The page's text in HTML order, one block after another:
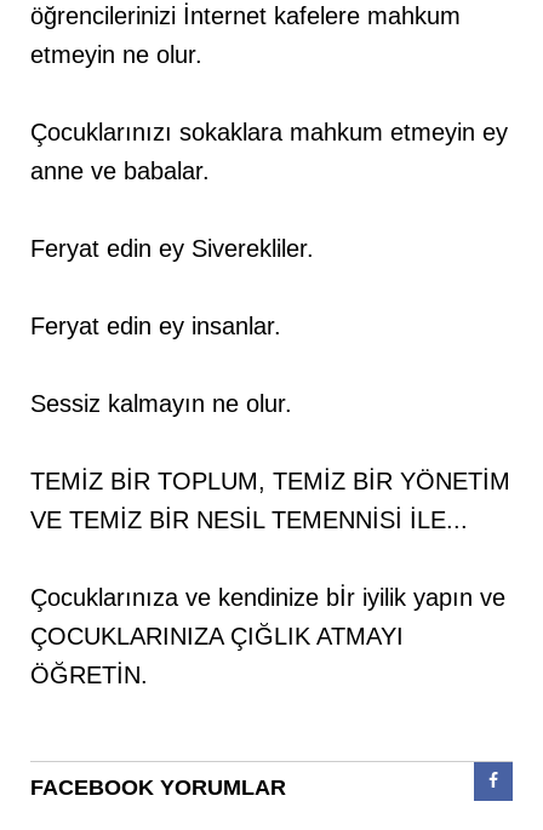
öğrencilerinizi İnternet kafelere mahkum
etmeyin ne olur.
Çocuklarınızı sokaklara mahkum etmeyin ey
anne ve babalar.
Feryat edin ey Siverekliler.
Feryat edin ey insanlar.
Sessiz kalmayın ne olur.
TEMİZ BİR TOPLUM, TEMİZ BİR YÖNETİM
VE TEMİZ BİR NESİL TEMENNİSİ İLE...
Çocuklarınıza ve kendinize bİr iyilik yapın ve
ÇOCUKLARINIZA ÇIĞLIK ATMAYI
ÖĞRETİN.
FACEBOOK YORUMLAR